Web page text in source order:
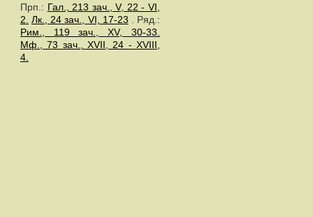
Прп.: Гал., 213 зач., V, 22 - VI,
2. Лк., 24 зач., VI, 17-23
. Ряд.:
Рим., 119 зач., XV, 30-33.
Мф., 73 зач., XVII, 24 - XVIII,
4.